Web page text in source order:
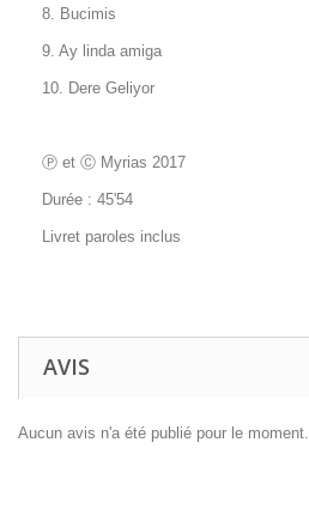
8. Bucimis
9. Ay linda amiga
10. Dere Geliyor
Ⓟ et Ⓒ Myrias 2017
Durée : 45'54
Livret paroles inclus
AVIS
Aucun avis n'a été publié pour le moment.